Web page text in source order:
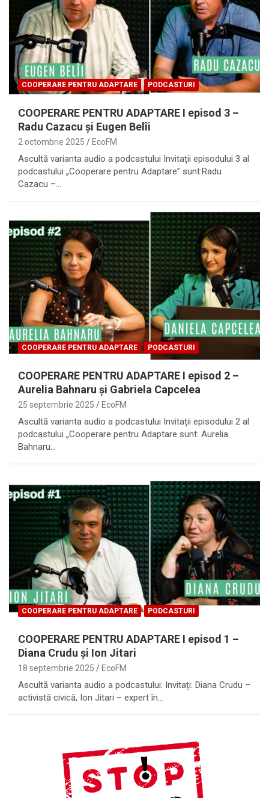
COOPERARE PENTRU ADAPTARE PODCASTURI
COOPERARE PENTRU ADAPTARE I episod 3 –
Radu Cazacu și Eugen Belîi
2 octombrie 2025 EcoFM
Ascultă varianta audio a podcastului Invitații episodului 3 al
podcastului „Cooperare pentru Adaptare” sunt:Radu
Cazacu –…
COOPERARE PENTRU ADAPTARE PODCASTURI
COOPERARE PENTRU ADAPTARE I episod 2 –
Aurelia Bahnaru și Gabriela Capcelea
25 septembrie 2025 EcoFM
Ascultă varianta audio a podcastului Invitații episodului 2 al
podcastului „Cooperare pentru Adaptare sunt: Aurelia
Bahnaru…
COOPERARE PENTRU ADAPTARE PODCASTURI
COOPERARE PENTRU ADAPTARE I episod 1 –
Diana Crudu și Ion Jitari
18 septembrie 2025 EcoFM
Ascultă varianta audio a podcastului: Invitați: Diana Crudu –
activistă civică, Ion Jitari – expert în…